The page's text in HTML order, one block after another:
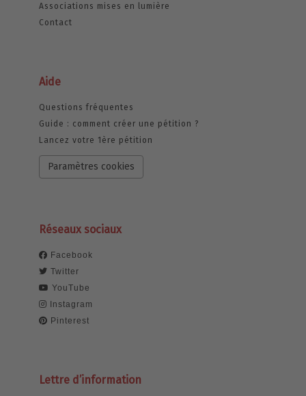
Associations mises en lumière
Contact
Aide
Questions fréquentes
Guide : comment créer une pétition ?
Lancez votre 1ère pétition
Paramètres cookies
Réseaux sociaux
Facebook
Twitter
YouTube
Instagram
Pinterest
Lettre d’information